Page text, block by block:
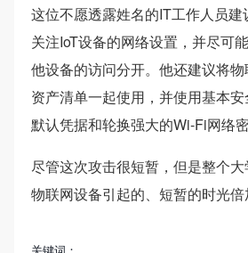
这位不愿透露姓名的IT工作人员
关注IoT设备的网络设置，并尽可
他设备的访问分开。他还建议将
资产清单一起使用，并使用基本
默认凭据和轮换强大的Wi-Fi网络密
尽管这次攻击很短暂，但是整个
物联网设备引起的、短暂的时光倍